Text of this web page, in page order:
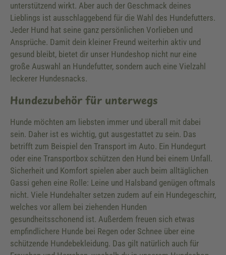
unterstützend wirkt. Aber auch der Geschmack deines
Lieblings ist ausschlaggebend für die Wahl des Hundefutters.
Jeder Hund hat seine ganz persönlichen Vorlieben und
Ansprüche. Damit dein kleiner Freund weiterhin aktiv und
gesund bleibt, bietet dir unser Hundeshop nicht nur eine
große Auswahl an Hundefutter, sondern auch eine Vielzahl
leckerer Hundesnacks.
Hundezubehör für unterwegs
Hunde möchten am liebsten immer und überall mit dabei
sein. Daher ist es wichtig, gut ausgestattet zu sein. Das
betrifft zum Beispiel den Transport im Auto. Ein Hundegurt
oder eine Transportbox schützen den Hund bei einem Unfall.
Sicherheit und Komfort spielen aber auch beim alltäglichen
Gassi gehen eine Rolle: Leine und Halsband genügen oftmals
nicht. Viele Hundehalter setzen zudem auf ein Hundegeschirr,
welches vor allem bei ziehenden Hunden
gesundheitsschonend ist. Außerdem freuen sich etwas
empfindlichere Hunde bei Regen oder Schnee über eine
schützende Hundebekleidung. Das gilt natürlich auch für